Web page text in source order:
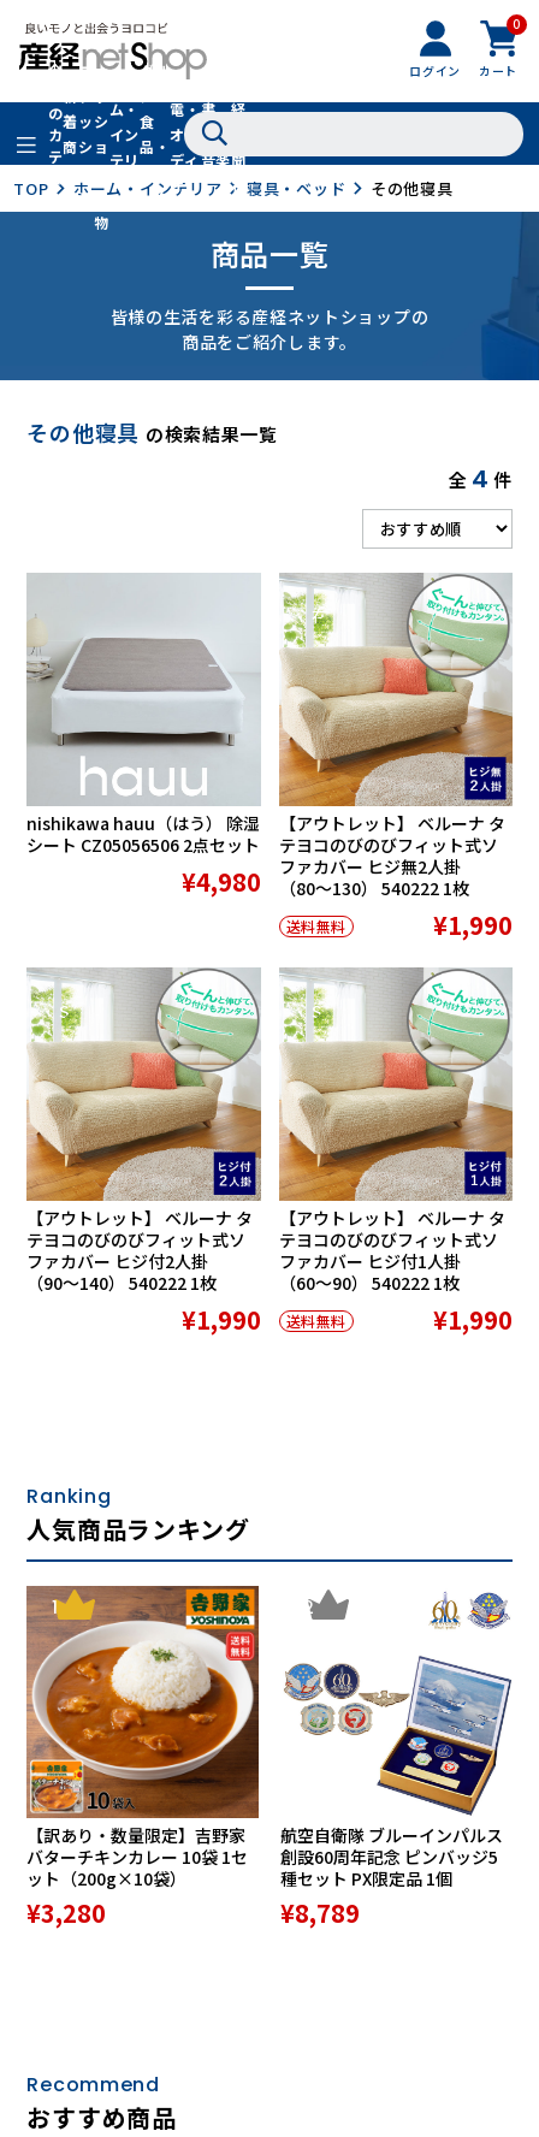
ログイン
0
カート
全
の
カ
テ
リ
着
商
品
フ
ッ
シ
ョ
ン
フ
ァ
シ
ョ
ン
小
物
ム・
イン
テリ
ア
グル
食
品・
ドリ
ンク
家
電・
オー
ディ
オ
書
籍・
音楽
経
聞
社
TOP ホーム・インテリア 寝具・ベッド その他寝具
商品一覧
皆様の生活を彩る産経ネットショップの
商品をご紹介します。
その他寝具 の検索結果一覧
全 4 件
nishikawa hauu（はう） 除湿
シート CZ05056506 2点セット
¥4,980
在庫切れ
【アウトレット】 ベルーナ タ
テヨコのびのびフィット式ソ
ファカバー ヒジ無2人掛
（80〜130） 540222 1枚
送料無料 ¥1,990
SALE
【アウトレット】 ベルーナ タ
テヨコのびのびフィット式ソ
ファカバー ヒジ付2人掛
（90〜140） 540222 1枚
¥1,990
SALE
【アウトレット】 ベルーナ タ
テヨコのびのびフィット式ソ
ファカバー ヒジ付1人掛
（60〜90） 540222 1枚
送料無料 ¥1,990
Ranking
人気商品ランキング
1
【訳あり・数量限定】吉野家
バターチキンカレー 10袋 1セ
ット（200g×10袋）
¥3,280
2
航空自衛隊 ブルーインパルス
創設60周年記念 ピンバッジ5
種セット PX限定品 1個
¥8,789
Recommend
おすすめ商品